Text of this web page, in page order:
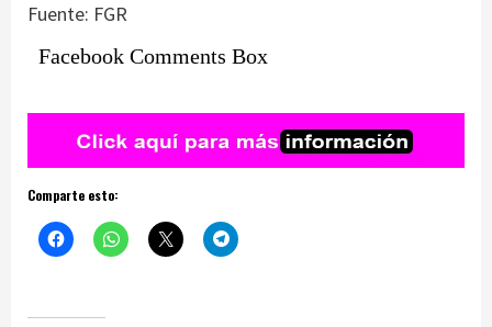
Fuente: FGR
Facebook Comments Box
Comparte esto: